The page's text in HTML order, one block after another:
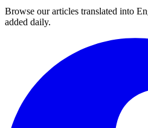
Browse our articles translated into
added daily.